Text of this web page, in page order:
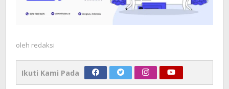
oleh redaksi
Ikuti Kami Pada